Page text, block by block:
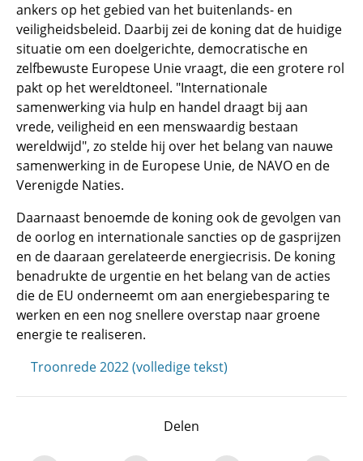
ankers op het gebied van het buitenlands- en
veiligheidsbeleid. Daarbij zei de koning dat de huidige
situatie om een doelgerichte, democratische en
zelfbewuste Europese Unie vraagt, die een grotere rol
pakt op het wereldtoneel. "Internationale
samenwerking via hulp en handel draagt bij aan
vrede, veiligheid en een menswaardig bestaan
wereldwijd", zo stelde hij over het belang van nauwe
samenwerking in de Europese Unie, de NAVO en de
Verenigde Naties.
Daarnaast benoemde de koning ook de gevolgen van
de oorlog en internationale sancties op de gasprijzen
en de daaraan gerelateerde energiecrisis. De koning
benadrukte de urgentie en het belang van de acties
die de EU onderneemt om aan energiebesparing te
werken en een nog snellere overstap naar groene
energie te realiseren.
Troonrede 2022 (volledige tekst)
Delen